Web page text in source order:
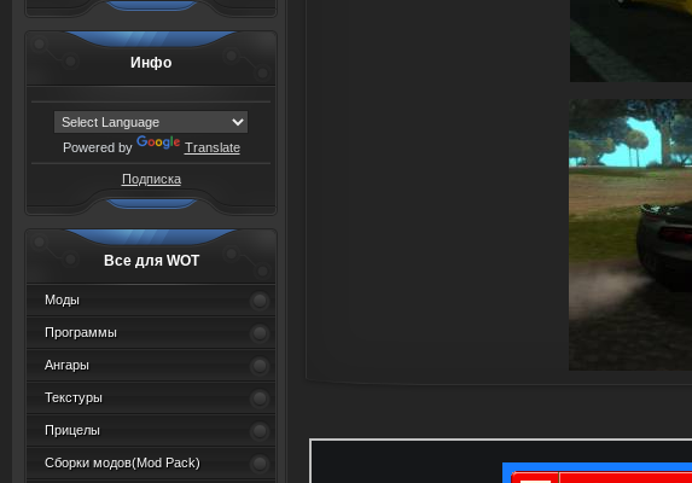
Инфо
Powered by Translate
Подписка
Все для WOT
Моды
Программы
Ангары
Текстуры
Прицелы
Сборки модов(Mod Pack)